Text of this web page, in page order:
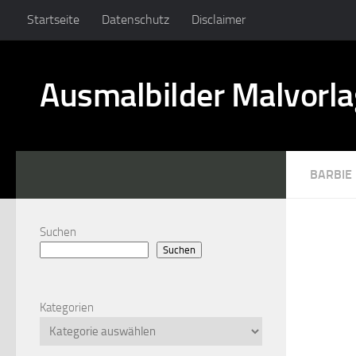
Startseite Datenschutz Disclaimer
Ausmalbilder
BARBIE
Suchen
Suchen
Kategorien